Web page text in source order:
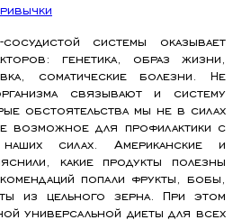
системы оказывает
генетика, образ жизни,
соматические болезни. Не
связывают и систему
обстоятельства мы не в силах
возможное для профилактики с
силах. Американские и
какие продукты полезны
попали фрукты, бобы,
из цельного зерна. При этом
универсальной диеты для всех